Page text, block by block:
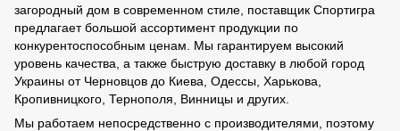
загородный дом в современном стиле, поставщик Спортигра
предлагает большой ассортимент продукции по
конкурентоспособным ценам. Мы гарантируем высокий
уровень качества, а также быструю доставку в любой город
Украины от Черновцов до Киева, Одессы, Харькова,
Кропивницкого, Тернополя, Винницы и других.
Мы работаем непосредственно с производителями, поэтому